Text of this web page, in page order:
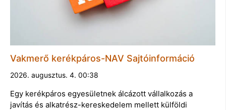
Vakmerő kerékpáros-NAV Sajtóinformáció
2026. augusztus. 4. 00:38
Egy kerékpáros egyesületnek álcázott vállalkozás a
javítás és alkatrész-kereskedelem mellett külföldi